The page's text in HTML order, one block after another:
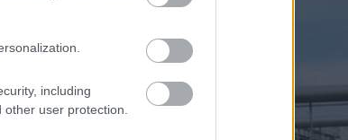
including
user protection.